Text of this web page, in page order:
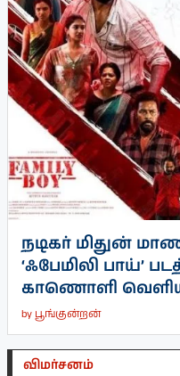
நடிகர் மிதுன்
‘ஃபேமிலி பாய்’
காணொளி
by பூங்குன்றன்
விமர்சனம்